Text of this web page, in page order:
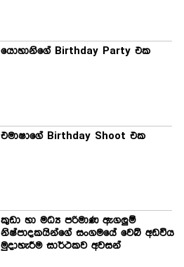
යොහානිගේ Birthday Party එක
එමාෂාගේ Birthday Shoot එක
කුඩා හා මධ්‍ය පරිමාණ ඇගලුම්
නිෂ්පාදකයින්ගේ සංගමයේ වෙබ් අඩවිය
මුදාහැරීම සාර්ථකව අවසන්